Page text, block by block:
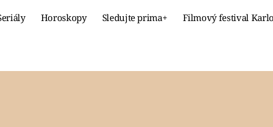
Horoskopy Sledujte prima+ Filmový festival